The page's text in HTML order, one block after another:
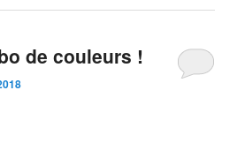
de couleurs !